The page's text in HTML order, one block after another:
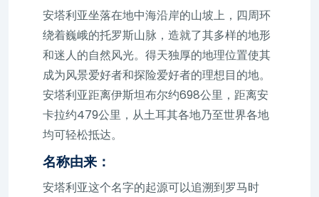
安塔利亚坐落在地中海沿岸的山坡上，四周环
绕着巍峨的托罗斯山脉，造就了其多样的地形
和迷人的自然风光。得天独厚的地理位置使其
成为风景爱好者和探险爱好者的理想目的地。
安塔利亚距离伊斯坦布尔约698公里，距离安
卡拉约479公里，从土耳其各地乃至世界各地
均可轻松抵达。
名称由来：
安塔利亚这个名字的起源可以追溯到罗马时